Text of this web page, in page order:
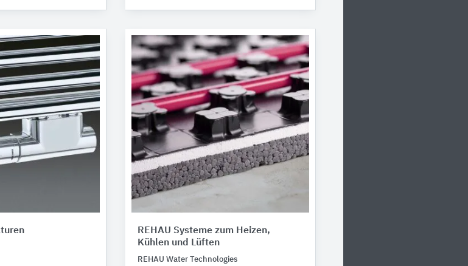
REHAU Systeme zum Heizen,
Kühlen und Lüften
REHAU Water Technologies